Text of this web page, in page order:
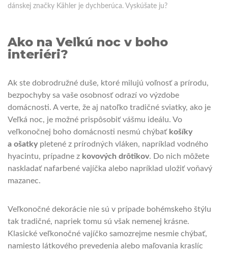
dánskej značky Kähler je dychberúca. Vyskúšate ju?
Ako na Veľkú noc v boho
interiéri?
Ak ste dobrodružné duše, ktoré milujú voľnosť a prírodu,
bezpochyby sa vaše osobnosť odrazí vo výzdobe
domácnosti. A verte, že aj natoľko tradičné sviatky, ako je
Veľká noc, je možné prispôsobiť vášmu ideálu. Vo
veľkonočnej boho domácnosti nesmú chýbať košíky
a ošatkypletené z prírodných vláken, napríklad vodného
hyacintu, prípadne z kovových drôtikov. Do nich môžete
naskladať nafarbené vajíčka alebo napríklad uložiť voňavý
mazanec.
Veľkonočné dekorácie nie sú v prípade bohémskeho štýlu
tak tradičné, napriek tomu sú však nemenej krásne.
Klasické veľkonočné vajíčko samozrejme nesmie chýbať,
namiesto látkového prevedenia alebo maľovania kraslíc